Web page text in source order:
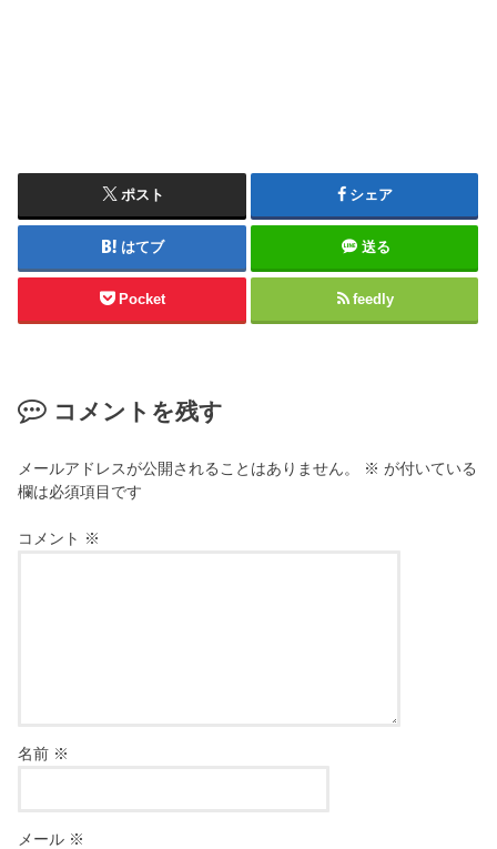
ポスト シェア
はてブ 送る
Pocket feedly
コメントを残す
メールアドレスが公開されることはありません。 ※ が付いている
欄は必須項目です
コメント ※
名前 ※
メール ※